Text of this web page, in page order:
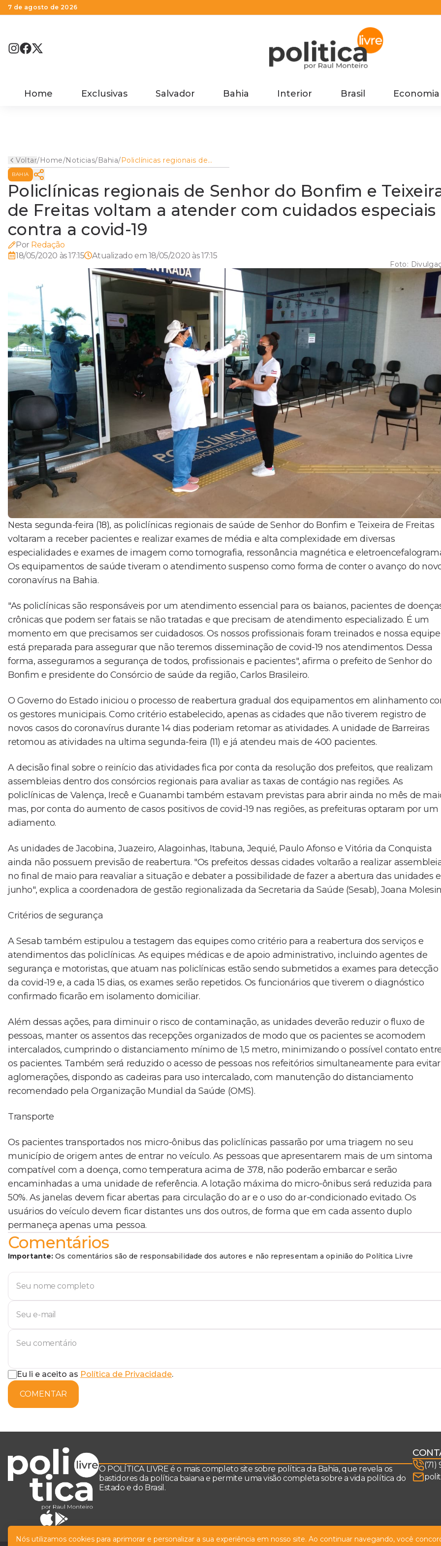
7 de agosto de 2026
Home Exclusivas Salvador Bahia Interior Brasil Economia
Voltar/Home/Noticias/Bahia/Policlínicas regionais de
Senhor do Bonfim e Teixeira
com cuidados especiais
contra a covid-19
BAHIA
Policlínicas regionais de Senhor do Bonfim e
de Freitas voltam a atender com cuidados especiais
contra a covid-19
Por Redação
18/05/2020 às 17:15
Atualizado em 18/05/2020 às 17:15
Foto:
Nesta segunda-feira (18), as policlínicas regionais de saúde de Senhor do Bonfim e Teixeira de Freitas
voltaram a receber pacientes e realizar exames de média e alta complexidade em diversas
especialidades e exames de imagem como tomografia, ressonância magnética e
Os equipamentos de saúde tiveram o atendimento suspenso como forma de conter o avanço do
coronavírus na Bahia.
"As policlínicas são responsáveis por um atendimento essencial para os baianos, pacientes de
crônicas que podem ser fatais se não tratadas e que precisam de atendimento especializado. É um
momento em que precisamos ser cuidadosos. Os nossos profissionais foram treinados e nossa equipe
está preparada para assegurar que não teremos disseminação de covid-19 nos atendimentos. Dessa
forma, asseguramos a segurança de todos, profissionais e pacientes", afirma o prefeito de Senhor do
Bonfim e presidente do Consórcio de saúde da região, Carlos Brasileiro.
O Governo do Estado iniciou o processo de reabertura gradual dos equipamentos em alinhamento
os gestores municipais. Como critério estabelecido, apenas as cidades que não tiverem registro de
novos casos do coronavírus durante 14 dias poderiam retomar as atividades. A unidade de Barreiras
retomou as atividades na ultima segunda-feira (11) e já atendeu mais de 400 pacientes.
A decisão final sobre o reinício das atividades fica por conta da resolução dos prefeitos, que realizam
assembleias dentro dos consórcios regionais para avaliar as taxas de contágio nas regiões. As
policlínicas de Valença, Irecê e Guanambi também estavam previstas para abrir ainda no mês de
mas, por conta do aumento de casos positivos de covid-19 nas regiões, as prefeituras optaram por um
adiamento.
As unidades de Jacobina, Juazeiro, Alagoinhas, Itabuna, Jequié, Paulo Afonso e Vitória da Conquista
ainda não possuem previsão de reabertura. "Os prefeitos dessas cidades voltarão a realizar
no final de maio para reavaliar a situação e debater a possibilidade de fazer a abertura das unidades
junho", explica a coordenadora de gestão regionalizada da Secretaria da Saúde (Sesab), Joana
Critérios de segurança
A Sesab também estipulou a testagem das equipes como critério para a reabertura dos serviços e
atendimentos das policlínicas. As equipes médicas e de apoio administrativo, incluindo agentes de
segurança e motoristas, que atuam nas policlínicas estão sendo submetidos a exames para detecção
da covid-19 e, a cada 15 dias, os exames serão repetidos. Os funcionários que tiverem o diagnóstico
confirmado ficarão em isolamento domiciliar.
Além dessas ações, para diminuir o risco de contaminação, as unidades deverão reduzir o fluxo de
pessoas, manter os assentos das recepções organizados de modo que os pacientes se acomodem
intercalados, cumprindo o distanciamento mínimo de 1,5 metro, minimizando o possível contato
os pacientes. Também será reduzido o acesso de pessoas nos refeitórios simultaneamente para evitar
aglomerações, dispondo as cadeiras para uso intercalado, com manutenção do distanciamento
recomendado pela Organização Mundial da Saúde (OMS).
Transporte
Os pacientes transportados nos micro-ônibus das policlínicas passarão por uma triagem no seu
município de origem antes de entrar no veículo. As pessoas que apresentarem mais de um sintoma
compatível com a doença, como temperatura acima de 37.8, não poderão embarcar e serão
encaminhadas a uma unidade de referência. A lotação máxima do micro-ônibus será reduzida para
50%. As janelas devem ficar abertas para circulação do ar e o uso do ar-condicionado evitado. Os
usuários do veículo devem ficar distantes uns dos outros, de forma que em cada assento duplo
permaneça apenas uma pessoa.
Comentários
Importante: Os comentários são de responsabilidade dos autores e não representam a opinião do Política Livre
Eu li e aceito as Política de Privacidade.
COMENTAR
O POLÍTICA LIVRE é o mais completo site sobre política da Bahia, que revela os
bastidores da política baiana e permite uma visão completa sobre a vida política do
Estado e do Brasil.
(71)
Nós utilizamos cookies para aprimorar e personalizar a sua experiência em nosso site. Ao continuar navegando, você